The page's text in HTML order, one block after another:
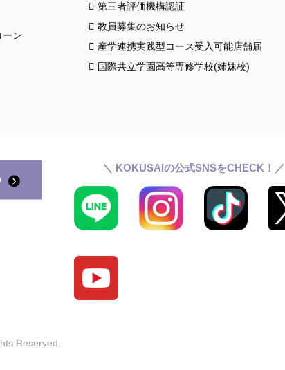
ーン
第三者評価機構認証
教員募集のお知らせ
産学連携実践型コース受入可能店舗届
国際共立学園高等専修学校(姉妹校)
＼ KOKUSAIの公式SNSをCHECK！／
Reserved.